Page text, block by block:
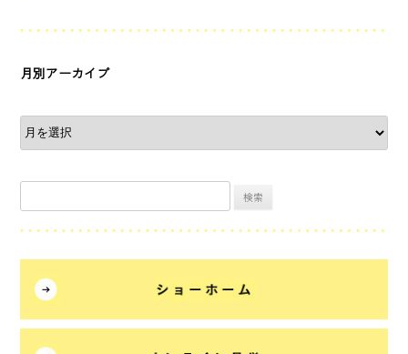
月別アーカイブ